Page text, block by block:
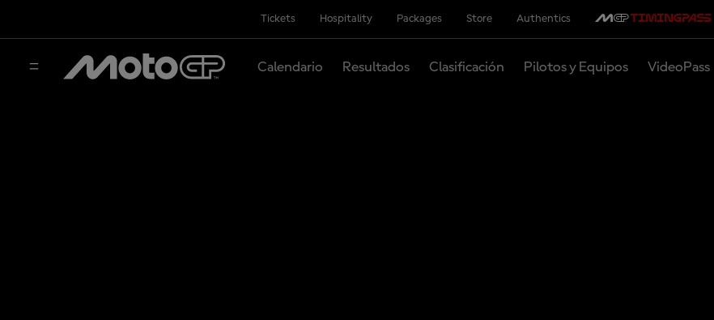
Tickets Hospitality Packages Store Authentics
Calendario Resultados Clasificación Pilotos y Equipos VideoPass